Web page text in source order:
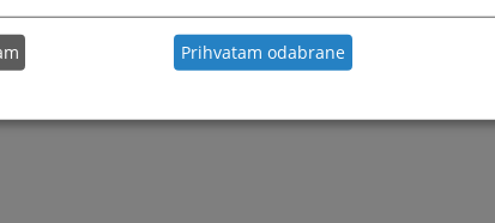
Prihvatam odabrane